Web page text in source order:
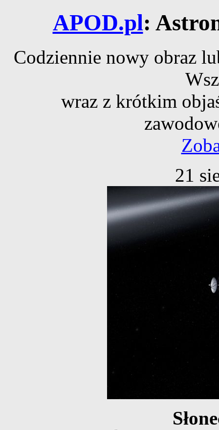
APOD.pl:
Codziennie nowy obraz
wraz z krótkim
21